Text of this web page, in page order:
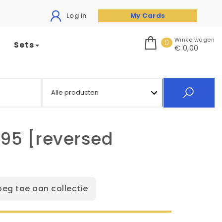
Log in My Cards
Sets 0 Winkelwagen
€ 0,00
[reversed
toe aan collectie